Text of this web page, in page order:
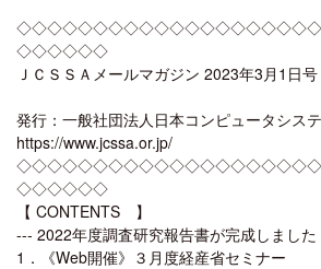
◇◇◇◇◇◇
ＪＣＳＳＡメールマガジン 2023年3月1日号
発行：一般社団法人日本コンピュータシス
https://www.jcssa.or.jp/
◇◇◇◇◇◇
【 CONTENTS 】
--- 2022年度調査研究報告書が完成しました
1．《Web開催》３月度経産省セミナー